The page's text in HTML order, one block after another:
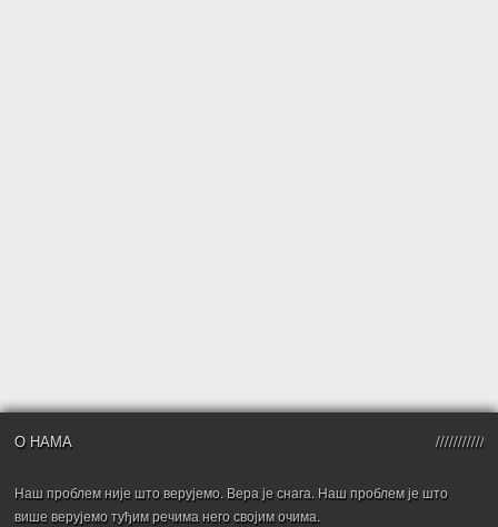
О НАМА
Наш проблем није што верујемо. Вера је снага. Наш проблем је што
више верујемо туђим речима него својим очима.